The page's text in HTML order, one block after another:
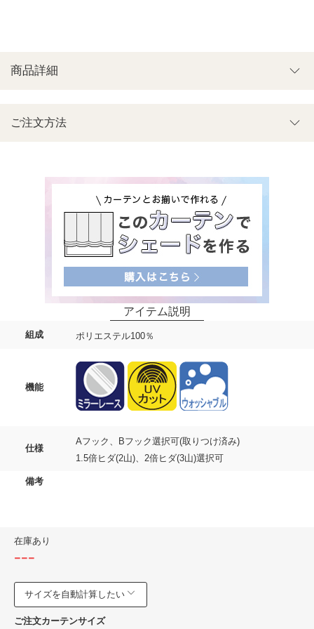
組成 ポリエステル100％
機能
仕様
Aフック、Bフック選択可(取りつけ済み)
1.5倍ヒダ(2山)、2倍ヒダ(3山)選択可
備考
在庫あり
---
サイズを自動計算したい
ご注文カーテンサイズ
ご注文方法
商品詳細